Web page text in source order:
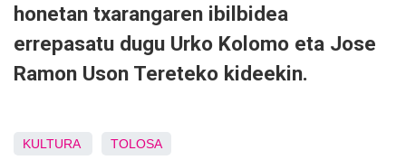
honetan txarangaren ibilbidea
errepasatu dugu Urko Kolomo eta Jose
Ramon Uson Tereteko kideekin.
KULTURA TOLOSA